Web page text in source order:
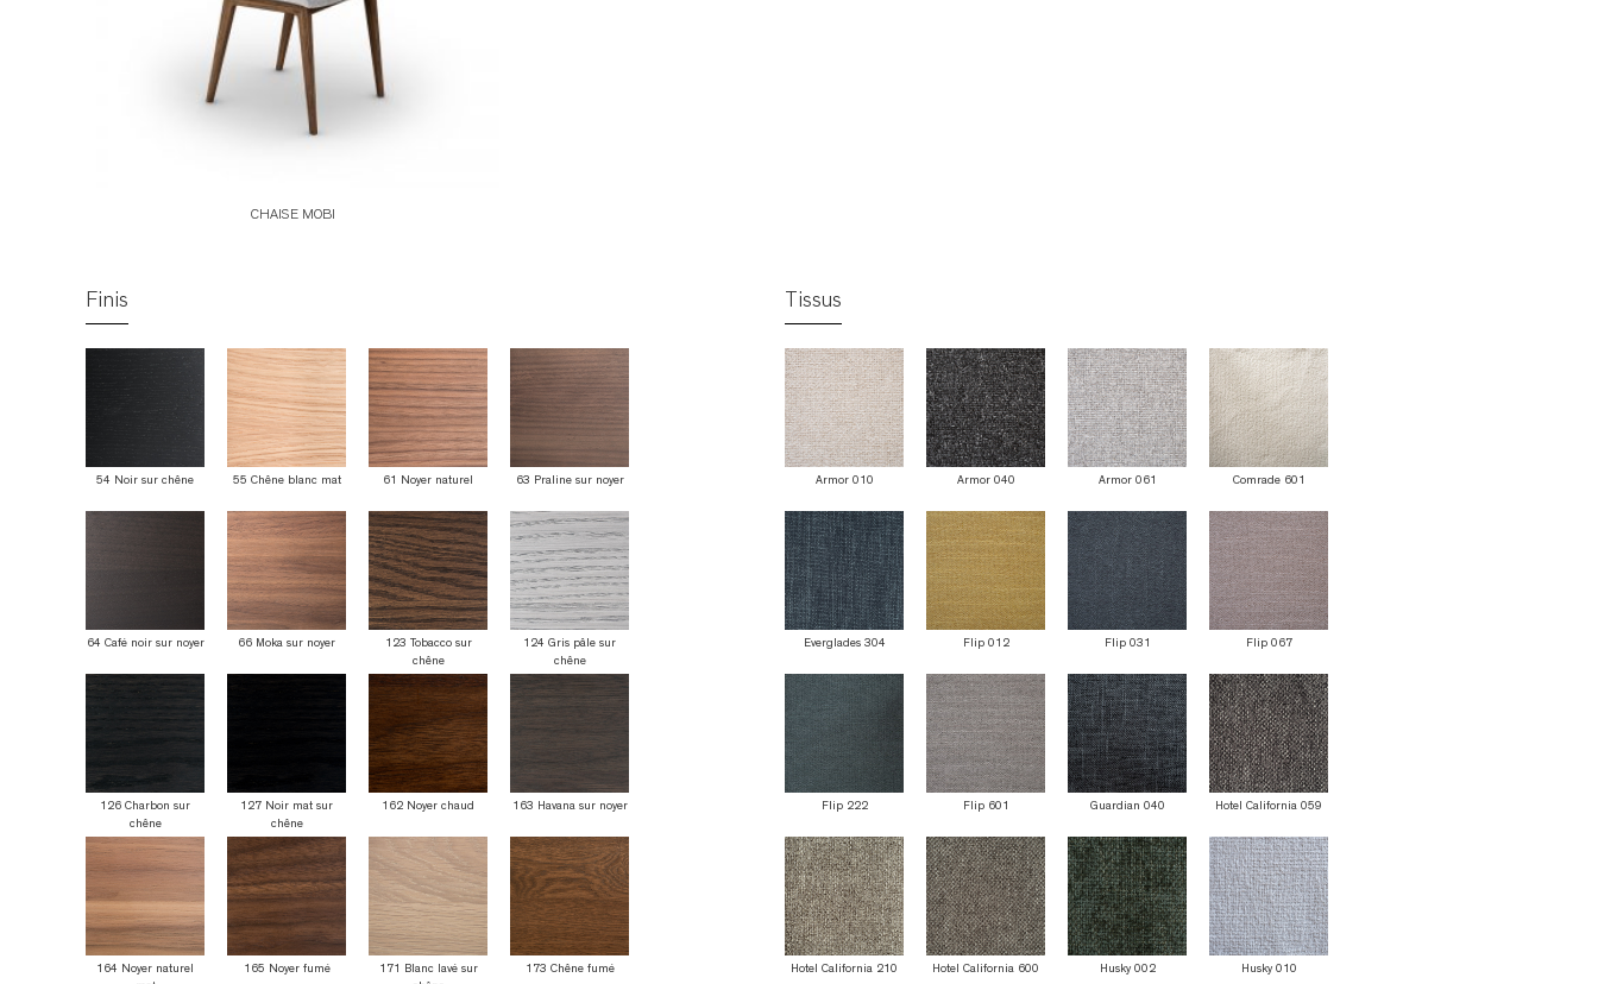
CHAISE MOBI
Finis
54 Noir sur chêne 55 Chêne blanc mat 61 Noyer naturel 63 Praline sur noyer
64 Café noir sur noyer 66 Moka sur noyer
123 Tobacco sur
chêne
124 Gris pâle sur
chêne
126 Charbon sur
chêne
127 Noir mat sur
chêne
162 Noyer chaud 163 Havana sur noyer
164 Noyer naturel
165 Noyer fumé
171 Blanc lavé sur
173 Chêne fumé
Tissus
Armor 010 Armor 040 Armor 061 Comrade 601
Everglades 304 Flip 012 Flip 031 Flip 067
Flip 222 Flip 601 Guardian 040 Hotel California 059
Hotel California 210 Hotel California 600 Husky 002 Husky 010